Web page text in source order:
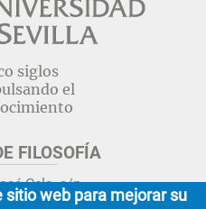
siglos
el
FILOSOFÍA
Cela, s/n.
41018.web para mejorar su